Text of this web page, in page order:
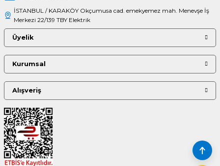
İSTANBUL / KARAKÖY Okçumusa cad. emekyemez mah. Menevşe İş
Merkezi 22/139 TBY Elektrik
Üyelik
Kurumsal
Alışveriş